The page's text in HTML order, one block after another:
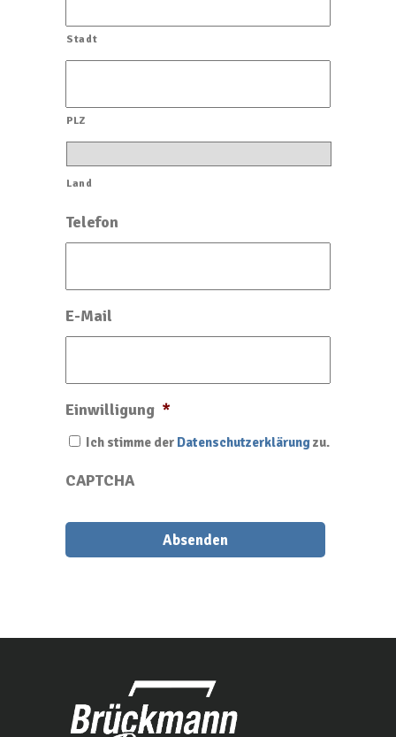
Stadt
PLZ
Land
Telefon
E-Mail
Einwilligung *
Ich stimme der Datenschutzerklärungzu.
CAPTCHA